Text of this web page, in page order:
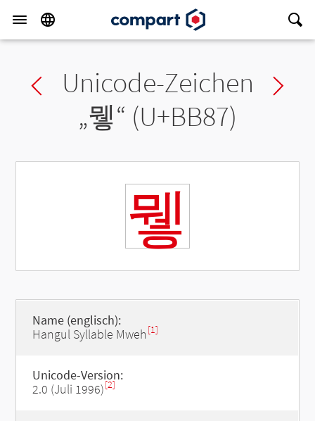
Previous char
Unicode-Zeichen
„뮇“ (U+BB87)
뮇
Name (englisch):
Hangul Syllable Mweh [1]
Unicode-Version:
2.0 (Juli 1996)[2]